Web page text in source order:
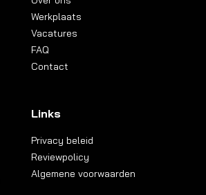
Werkplaats
Vacatures
FAQ
Contact
Links
Privacy beleid
Reviewpolicy
Algemene voorwaarden